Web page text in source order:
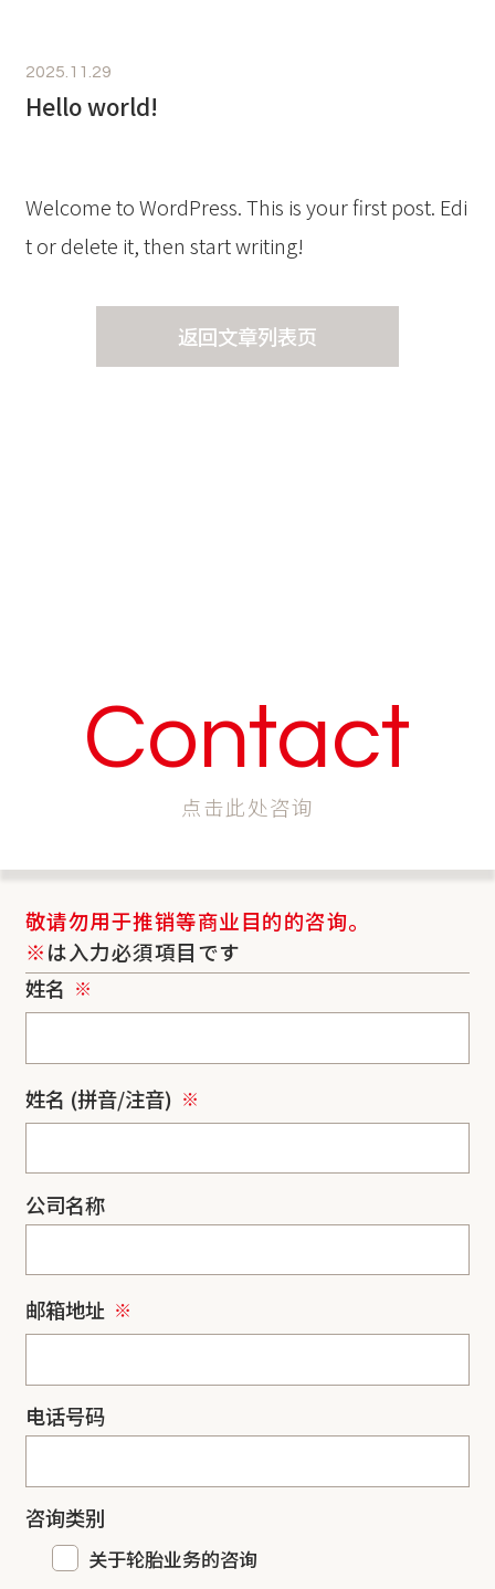
2025.11.29
Hello world!
Welcome to WordPress. This is your first post. Edi
t or delete it, then start writing!
返回文章列表页
Contact
点击此处咨询
敬请勿用于推销等商业目的的咨询。
※は入力必須項目です
姓名
姓名 (拼音/注音)
公司名称
邮箱地址
电话号码
咨询类别
关于轮胎业务的咨询